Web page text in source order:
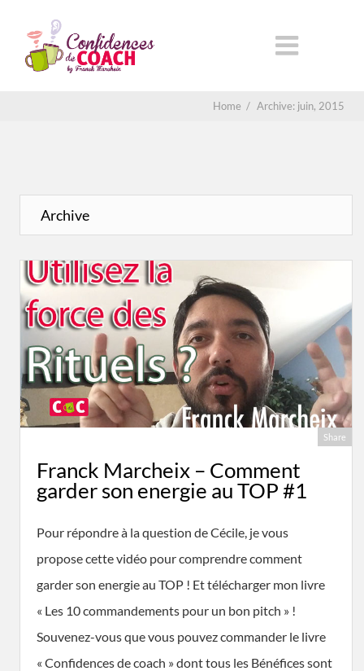
Home / Archive: juin, 2015
Archive
Share
Franck Marcheix – Comment
garder son energie au TOP #1
Pour répondre à la question de Cécile, je vous
propose cette vidéo pour comprendre comment
garder son energie au TOP ! Et télécharger mon livre
« Les 10 commandements pour un bon pitch » !
Souvenez-vous que vous pouvez commander le livre
« Confidences de coach » dont tous les Bénéfices sont